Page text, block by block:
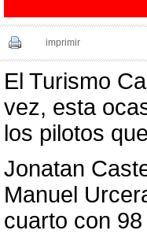
imprimir
El Turismo
vez, esta
los pilotos
Jonatan
Manuel
cuarto con